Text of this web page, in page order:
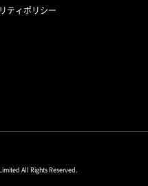
ティポリシー
All Rights Reserved.